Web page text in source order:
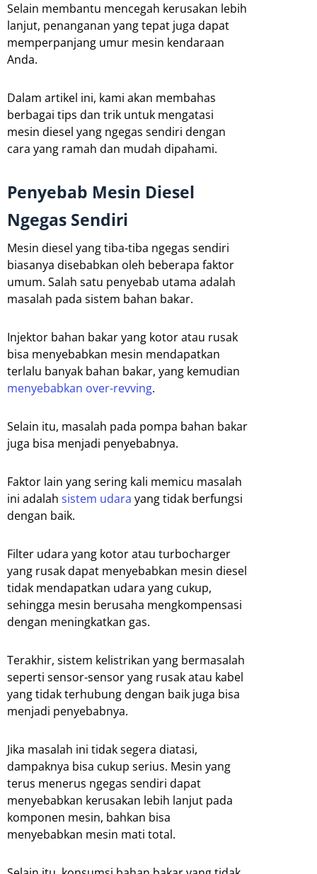
Selain membantu mencegah kerusakan lebih
lanjut, penanganan yang tepat juga dapat
memperpanjang umur mesin kendaraan
Anda.
Dalam artikel ini, kami akan membahas
berbagai tips dan trik untuk mengatasi
mesin diesel yang ngegas sendiri dengan
cara yang ramah dan mudah dipahami.
Penyebab Mesin Diesel
Ngegas Sendiri
Mesin diesel yang tiba-tiba ngegas sendiri
biasanya disebabkan oleh beberapa faktor
umum. Salah satu penyebab utama adalah
masalah pada sistem bahan bakar.
Injektor bahan bakar yang kotor atau rusak
bisa menyebabkan mesin mendapatkan
terlalu banyak bahan bakar, yang kemudian
menyebabkan over-revving.
Selain itu, masalah pada pompa bahan bakar
juga bisa menjadi penyebabnya.
Faktor lain yang sering kali memicu masalah
ini adalah sistem udara yang tidak berfungsi
dengan baik.
Filter udara yang kotor atau turbocharger
yang rusak dapat menyebabkan mesin diesel
tidak mendapatkan udara yang cukup,
sehingga mesin berusaha mengkompensasi
dengan meningkatkan gas.
Terakhir, sistem kelistrikan yang bermasalah
seperti sensor-sensor yang rusak atau kabel
yang tidak terhubung dengan baik juga bisa
menjadi penyebabnya.
Jika masalah ini tidak segera diatasi,
dampaknya bisa cukup serius. Mesin yang
terus menerus ngegas sendiri dapat
menyebabkan kerusakan lebih lanjut pada
komponen mesin, bahkan bisa
menyebabkan mesin mati total.